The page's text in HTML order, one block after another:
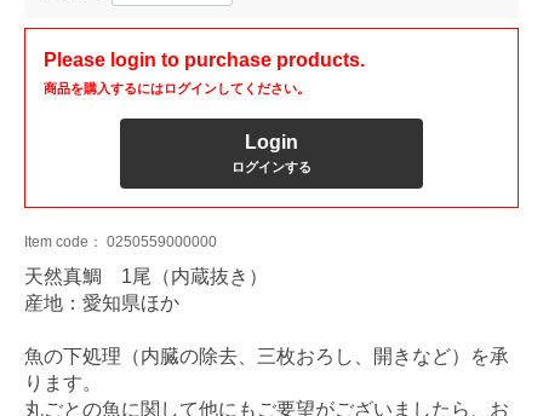
Please login to purchase products.
商品を購入するにはログインしてください。
Login
ログインする
Item code： 0250559000000
天然真鯛 1尾（内蔵抜き）
産地：愛知県ほか
魚の下処理（内臓の除去、三枚おろし、開きなど）を承
ります。
丸ごとの魚に関して他にもご要望がございましたら、お